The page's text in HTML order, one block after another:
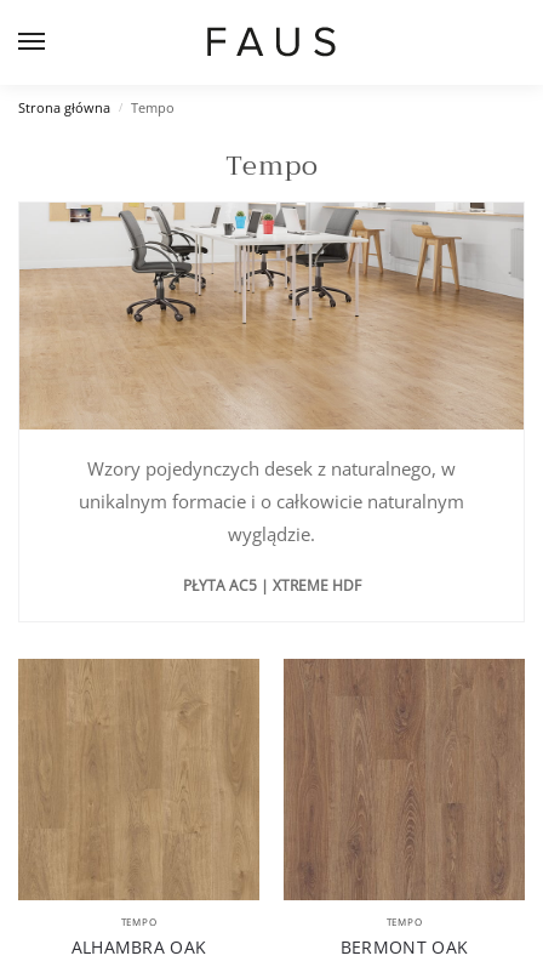
Strona główna / Tempo
Tempo
Wzory pojedynczych desek z naturalnego, w
unikalnym formacie i o całkowicie naturalnym
wyglądzie.
PŁYTA AC5 | XTREME HDF
TEMPO
ALHAMBRA OAK
TEMPO
BERMONT OAK